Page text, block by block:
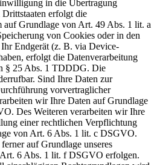
in die Übertragung
Drittstaaten erfolgt die
auf Grundlage von Art. 49 Abs. 1 lit. a
von Cookies oder in den
Endgerät (z. B. via Device-
erfolgt die Datenverarbeitung
§ 25 Abs. 1 TDDDG. Die
Sind Ihre Daten zur
vorvertraglicher
wir Ihre Daten auf Grundlage
Des Weiteren verarbeiten wir Ihre
einer rechtlichen Verpflichtung
von Art. 6 Abs. 1 lit. c DSGVO.
auf Grundlage unseres
Art. 6 Abs. 1 lit. f DSGVO erfolgen.